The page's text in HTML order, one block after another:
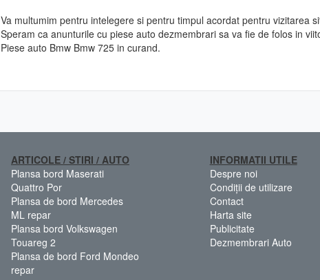
Va multumim pentru intelegere si pentru timpul acordat pentru vizitarea
Speram ca anunturile cu piese auto dezmembrari sa va fie de folos in
Piese auto Bmw Bmw 725 in curand.
ARTICOLE / STIRI / AUTO
Plansa bord Maserati
Quattro Por
Plansa de bord Mercedes
ML repar
Plansa bord Volkswagen
Touareg 2
Plansa de bord Ford Mondeo
repar
INFORMATII UTILE
Despre noi
Condiții de utilizare
Contact
Harta site
Publicitate
Dezmembrari Auto